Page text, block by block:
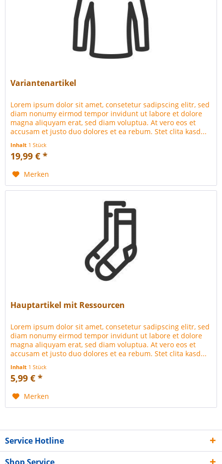
Variantenartikel
Lorem ipsum dolor sit amet, consetetur sadipscing elitr, sed
diam nonumy eirmod tempor invidunt ut labore et dolore
magna aliquyam erat, sed diam voluptua. At vero eos et
accusam et justo duo dolores et ea rebum. Stet clita kasd...
Inhalt 1 Stück
19,99 € *
Merken
Hauptartikel mit Ressourcen
Lorem ipsum dolor sit amet, consetetur sadipscing elitr, sed
diam nonumy eirmod tempor invidunt ut labore et dolore
magna aliquyam erat, sed diam voluptua. At vero eos et
accusam et justo duo dolores et ea rebum. Stet clita kasd...
Inhalt 1 Stück
5,99 € *
Merken
Service Hotline